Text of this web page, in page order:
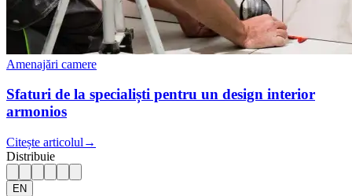
Amenajări camere
Sfaturi de la specialiști pentru un design interior
armonios
Citește articolul →
Distribuie
EN